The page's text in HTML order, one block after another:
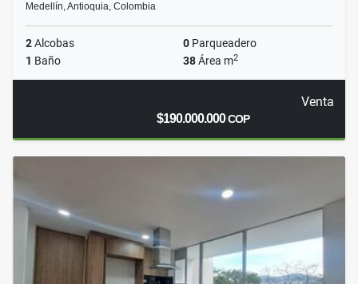
Medellín, Antioquia, Colombia
2Alcobas 0 Parqueadero
1 Baño 38Área m2
Venta
$190.000.000COP